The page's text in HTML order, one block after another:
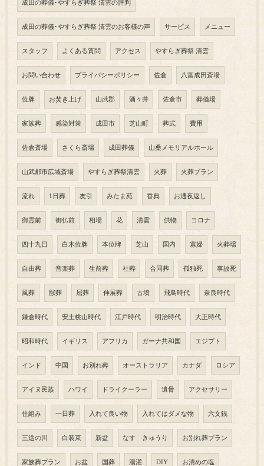
成田の葬儀･やすらぎ葬祭 清雲の評判
成田の葬儀･やすらぎ葬祭 清雲のお客様の声 サービス メニュー
スタッフ よくある質問 アクセス やすらぎ葬祭 清雲
お問い合わせ プライバシーポリシー 佐倉 八富成田斎場
位牌 お焚き上げ 山武郡 酒々井 佐倉市 葬儀場
家族葬 感染対策 成田市 芝山町 葬式 費用
佐倉斎場 さくら斎場 成田葬儀 山桑メモリアルホール
山武郡市広域斎場 やすらぎ葬祭清雲 火葬 火葬プラン
流れ 1日葬 友引 みたま苑 香典 お通夜返し
御霊前 御仏前 相場 花 清雲 供物 コロナ
四十九日 白木位牌 本位牌 芝山 国内 寡婦 火葬場
自由葬 音楽葬 生前葬 社葬 合同葬 孤独死 事故死
風葬 獣葬 屈葬 伸展葬 古墳 飛鳥時代 奈良時代
鎌倉時代 安土桃山時代 江戸時代 明治時代 大正時代
昭和時代 イギリス アフリカ ガーナ共和国 エジプト
インド 中国 お別れ葬 オーストラリア カナダ ロシア
アイヌ民族 ハワイ ドライクーラー 遺骨 アクセサリー
仕組み 一日葬 入れて良い物 入れてはダメな物 六文銭
三途の川 白装束 新盆 なす きゅうり お別れ葬プラン
家族葬プラン お盆 国葬 湯灌 DIY お清めの塩